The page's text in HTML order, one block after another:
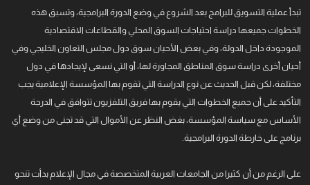
تبدأ عملية التسويق للبرامج بعد الشروع في وضع الدورة البرامجية، وتسبق هذه
الخطوات جميعها دراسة احتياجات السوق المحلي والقطاعات الاقتصادية
الموجودة داخل الدولة، وفي بعض الأحيان سوق دول مجلس التعاون الخليجي وفي
أحيان أخرى دراسة سوق المناطق المجاورة لها، أو التي نسعى لإيجادها في دول
مختلفة، لكن قبل الحديث عن نوع الدراسة التي تقوم بها المؤسسة الإعلامية يجب
التأكيد على أن جميع الخطوات التي يقوم بها فريق التلفزيون تتوافق في الدرجة
الأساس مع سياسة المؤسسة، بغض النظر عن الأموال التي قد تجنى من وضع أي
برنامج على خارطة الدورة البرامجية.
على الرغم من أن كثيرا من الجامعات العربية المتخصصة في مجال الإعلام بدأت تنحو